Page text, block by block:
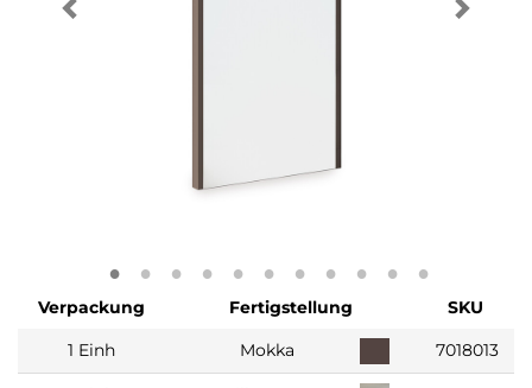
Verpackung Fertigstellung
SKU
1 Einh
Mokka 7018013